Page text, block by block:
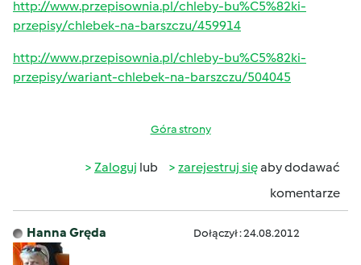
http://www.przepisownia.pl/chleby-bu%C5%82ki-
przepisy/chlebek-na-barszczu/459914
http://www.przepisownia.pl/chleby-bu%C5%82ki-
przepisy/wariant-chlebek-na-barszczu/504045
Góra strony
Zaloguj lub zarejestruj sięaby dodawać
komentarze
Hanna Gręda Dołączył : 24.08.2012